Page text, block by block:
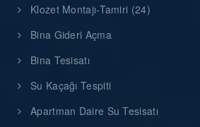
Klozet Montajı-Tamiri (24)
Bina Gideri Açma
Bina Tesisatı
Su Kaçağı Tespiti
Apartman Daire Su Tesisatı